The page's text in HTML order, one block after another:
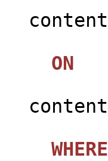
content
ON
content
WHERE